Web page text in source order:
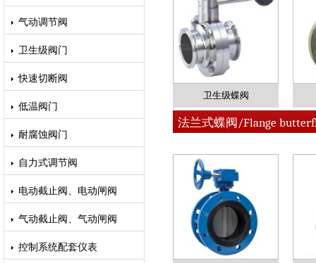
气动调节阀
卫生级阀门
快速切断阀
低温阀门
耐腐蚀阀门
自力式调节阀
电动截止阀、电动闸阀
气动截止阀、气动闸阀
控制系统配套仪表
卫生级蝶阀
法兰式蝶阀/Flange